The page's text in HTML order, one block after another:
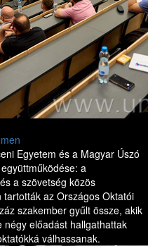
Egyetem és a Magyar Úszó
a
a szövetség közös
az Országos Oktatói
szakember gyűlt össze, akik
négy előadást hallgathattak
válhassanak.